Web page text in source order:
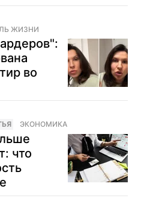
ЖИЗНИ
во
ЭКОНОМИКА
что